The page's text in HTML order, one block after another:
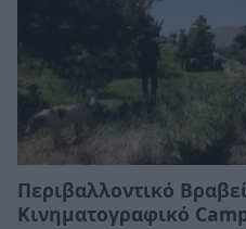
Περιβαλλοντικό
Κινηματογραφικό